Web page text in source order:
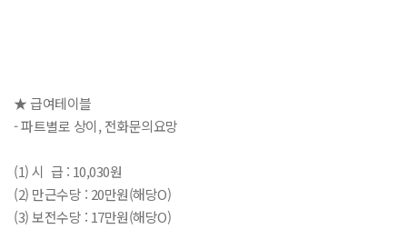
★ 급여테이블
- 파트별로 상이, 전화문의요망
(1) 시 급 : 10,030원
(2) 만근수당 : 20만원(해당O)
(3) 보전수당 : 17만원(해당O)